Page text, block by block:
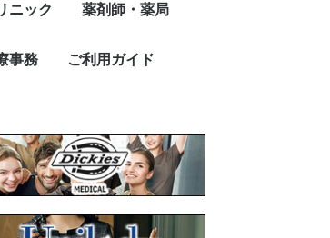
ジョ
（ハネク
ゼルヴ
ニック
トップス
パンツ
FOLK
PANTONE
Dickies
Wacoal
MICHEL KLEIN
Mizuno
UNITE
en joie（アン ジョ
HANECTONE（ハネク
サーヴォ
RISERVA（リゼルヴ
WHISEL
ESTNATION
薬剤師・薬局
スクラブ・パンツ
カーディガン
インナー
ドクターコート
メーカー別
その他アイテム
事務 ご利用ガイド